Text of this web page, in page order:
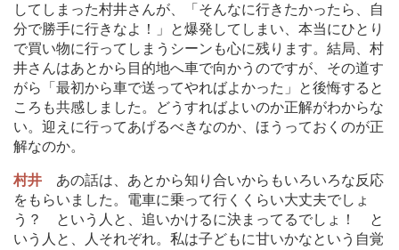
してしまった村井さんが、「そんなに行きたかったら、自
分で勝手に行きなよ！」と爆発してしまい、本当にひとり
で買い物に行ってしまうシーンも心に残ります。結局、村
井さんはあとから目的地へ車で向かうのですが、その道す
がら「最初から車で送ってやればよかった」と後悔すると
ころも共感しました。どうすればよいのか正解がわからな
い。迎えに行ってあげるべきなのか、ほうっておくのが正
解なのか。
村井
あの話は、あとから知り合いからもいろいろな反応
をもらいました。電車に乗って行くくらい大丈夫でしょ
う？ という人と、追いかけるに決まってるでしょ！ と
いう人と、人それぞれ。私は子どもに甘いかなという自覚